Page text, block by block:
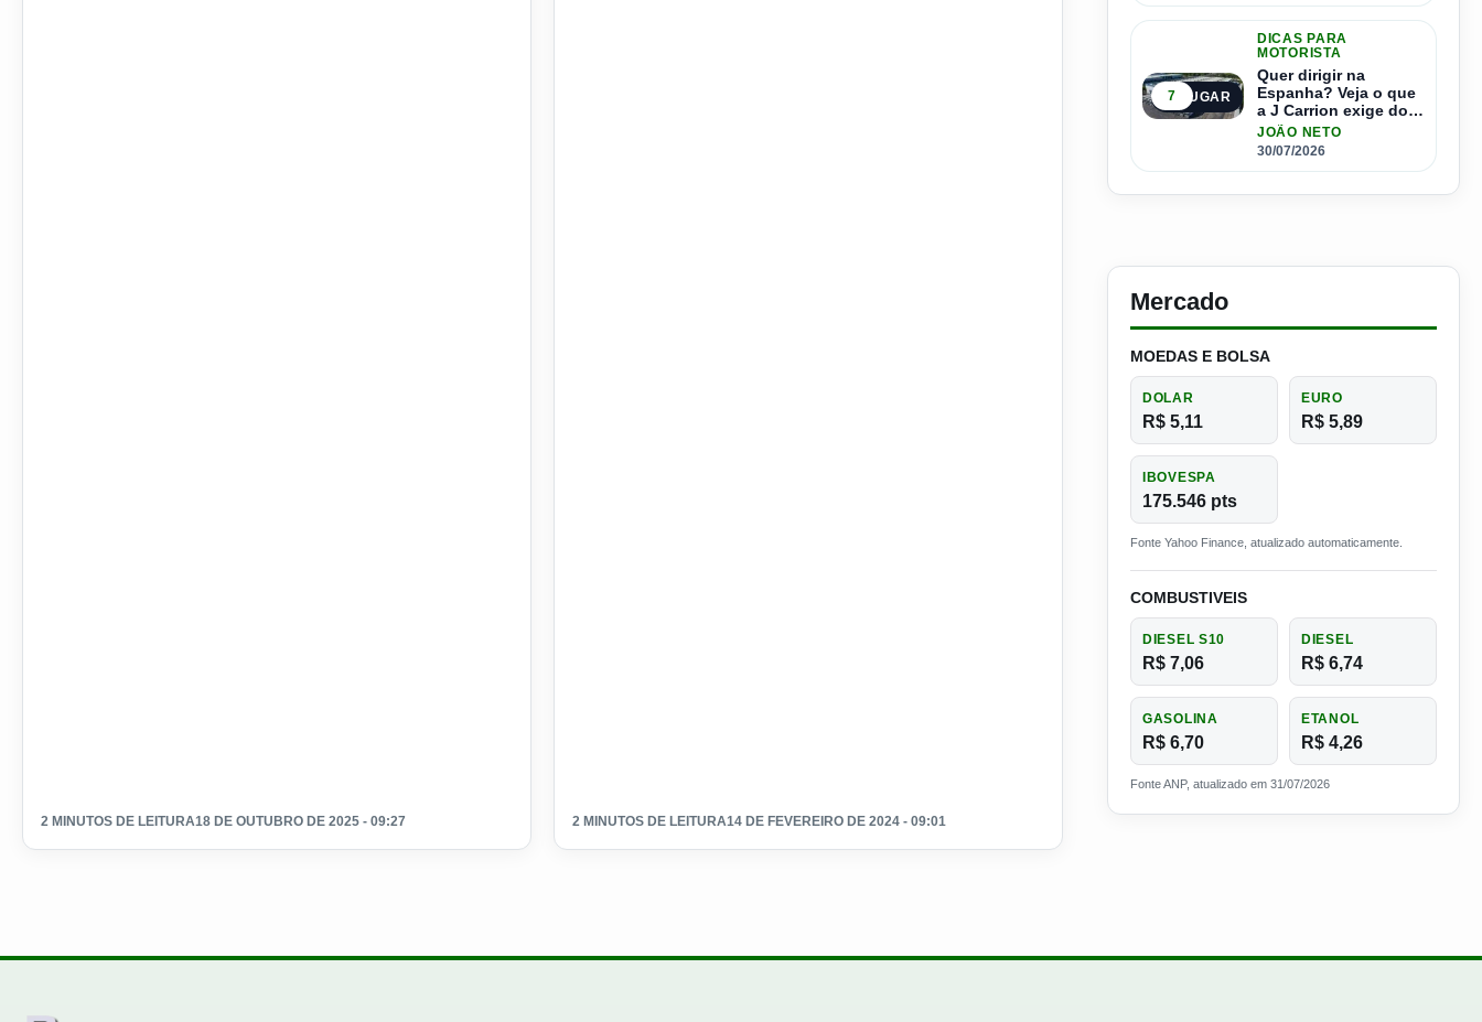
2 MINUTOS DE LEITURA18 DE OUTUBRO DE 2025 - 09:27 2 MINUTOS DE LEITURA14 DE FEVEREIRO DE 2024 - 09:01
5º LUGAR
7
DICAS PARA
MOTORISTA
Quer dirigir na
Espanha? Veja o que
a J Carrion exige dos
brasileiros
JOÃO NETO
30/07/2026
Mercado
MOEDAS E BOLSA
DOLAR
R$ 5,11
EURO
R$ 5,89
IBOVESPA
175.546 pts
Fonte Yahoo Finance, atualizado automaticamente.
COMBUSTIVEIS
DIESEL S10
R$ 7,06
DIESEL
R$ 6,74
GASOLINA
R$ 6,70
ETANOL
R$ 4,26
Fonte ANP, atualizado em 31/07/2026